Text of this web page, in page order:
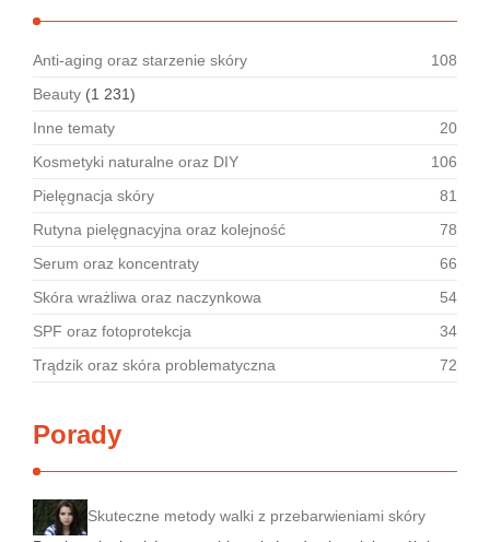
Anti-aging oraz starzenie skóry
108
Beauty (1 231)
Inne tematy
20
Kosmetyki naturalne oraz DIY
106
Pielęgnacja skóry
81
Rutyna pielęgnacyjna oraz kolejność
78
Serum oraz koncentraty
66
Skóra wrażliwa oraz naczynkowa
54
SPF oraz fotoprotekcja
34
Trądzik oraz skóra problematyczna
72
Porady
Skuteczne metody walki z przebarwieniami skóry